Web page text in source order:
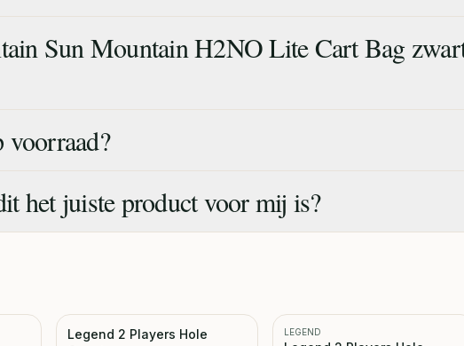
Sun Mountain H2NO Lite Cart Bag
het juiste product voor mij is?
Legend 2 Players Hole
LEGEND